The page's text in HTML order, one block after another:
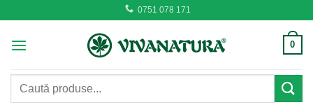
content
0751 078 171
0
Caută